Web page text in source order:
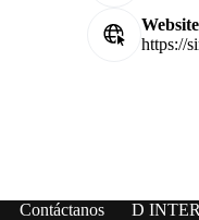
https://
Contáctanos D